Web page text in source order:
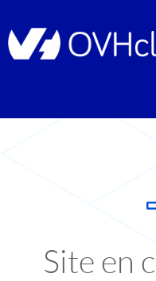
Site en